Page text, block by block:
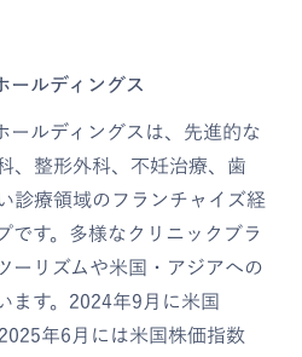
ールディングス
ールディングスは、先進的な
、整形外科、不妊治療、歯
診療領域のフランチャイズ経
です。多様なクリニックブラ
ーリズムや米国・アジアへの
ます。2024年9月に米国
年6月には米国株価指数